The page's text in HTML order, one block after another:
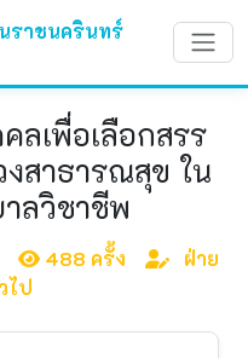
ราชนครินทร์
ลเพื่อเลือกสรร
สาธารณสุข ใน
ลวิชาชีพ
488 ครั้ง
ฝ่าย
ไป